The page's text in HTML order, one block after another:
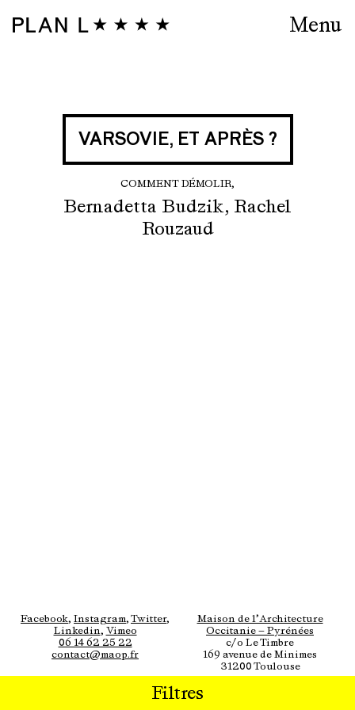
Menu
VARSOVIE, ET APRÈS ?
COMMENT DÉMOLIR,
Bernadetta Budzik, Rachel
Rouzaud
Filtres
Facebook, Instagram, Twitter,
Linkedin, Vimeo
Maison de l’Architecture
Occitanie — Pyrénées
06 14 62 25 22
contact@maop.fr
c/o Le Timbre
169 avenue de Minimes
31200 Toulouse